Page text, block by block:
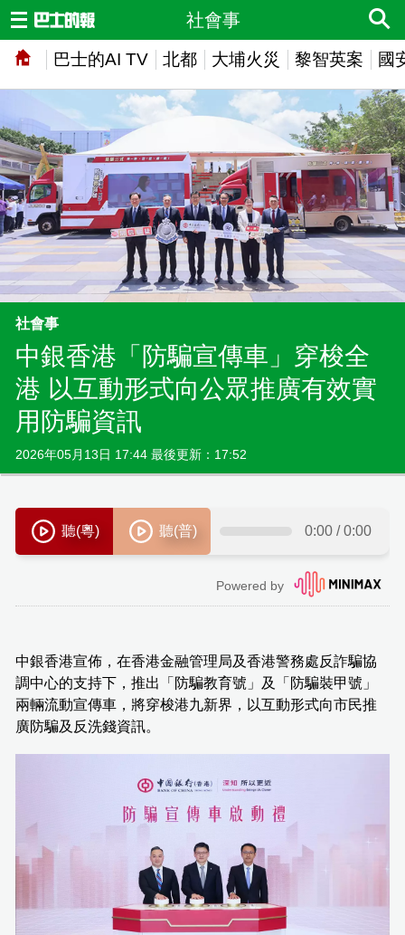
巴士的AI TV 北都 大埔火災 黎智英案 國
社會事
社會事
中銀香港「防騙宣傳車」穿梭全
港 以互動形式向公眾推廣有效實
用防騙資訊
2026年05月13日 17:44 最後更新：17:52
中銀香港宣佈，在香港金融管理局及香港警務處反詐騙協
調中心的支持下，推出「防騙教育號」及「防騙裝甲號」
兩輛流動宣傳車，將穿梭港九新界，以互動形式向市民推
廣防騙及反洗錢資訊。